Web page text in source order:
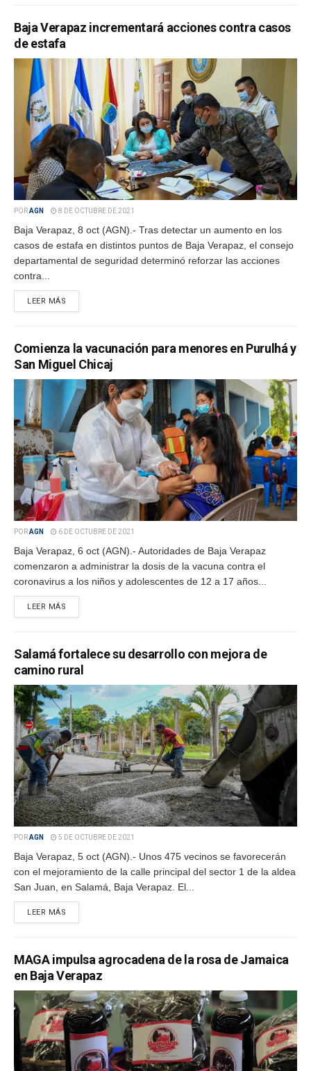
Baja Verapaz incrementará acciones contra casos
de estafa
PORAGN 8 DE OCTUBRE DE 2021
Baja Verapaz, 8 oct (AGN).- Tras detectar un aumento en los
casos de estafa en distintos puntos de Baja Verapaz, el consejo
departamental de seguridad determinó reforzar las acciones
contra...
LEER MÁS
Comienza la vacunación para menores en Purulhá y
San Miguel Chicaj
PORAGN 6 DE OCTUBRE DE 2021
Baja Verapaz, 6 oct (AGN).- Autoridades de Baja Verapaz
comenzaron a administrar la dosis de la vacuna contra el
coronavirus a los niños y adolescentes de 12 a 17 años...
LEER MÁS
Salamá fortalece su desarrollo con mejora de
camino rural
PORAGN 5 DE OCTUBRE DE 2021
Baja Verapaz, 5 oct (AGN).- Unos 475 vecinos se favorecerán
con el mejoramiento de la calle principal del sector 1 de la aldea
San Juan, en Salamá, Baja Verapaz. El...
LEER MÁS
MAGA impulsa agrocadena de la rosa de Jamaica
en Baja Verapaz